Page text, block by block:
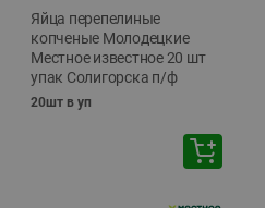
Яйца перепелиные
копченые Молодецкие
Местное известное 20 шт
упак Солигорска п/ф
20шт в уп